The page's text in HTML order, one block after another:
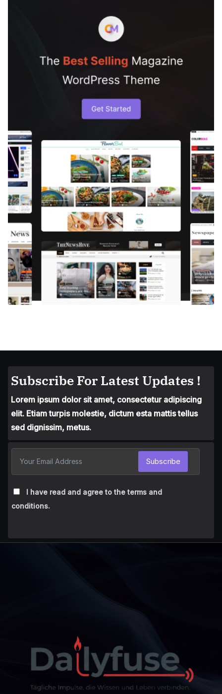
Subscribe For Latest Updates !
Lorem ipsum dolor sit amet, consectetur adipiscing
elit. Etiam turpis molestie, dictum esta mattis tellus
sed dignissim, metus.
I have read and agree to the terms and
conditions.
Subscribe